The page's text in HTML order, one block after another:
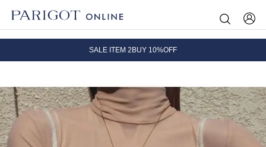
8.5 wedに会員プログラムが生まれ変わります！